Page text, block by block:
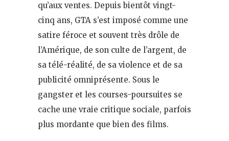
qu’aux ventes. Depuis bientôt vingt-
cinq ans, GTA s’est imposé comme une
satire féroce et souvent très drôle de
l’Amérique, de son culte de l’argent, de
sa télé-réalité, de sa violence et de sa
publicité omniprésente. Sous le
gangster et les courses-poursuites se
cache une vraie critique sociale, parfois
plus mordante que bien des films.